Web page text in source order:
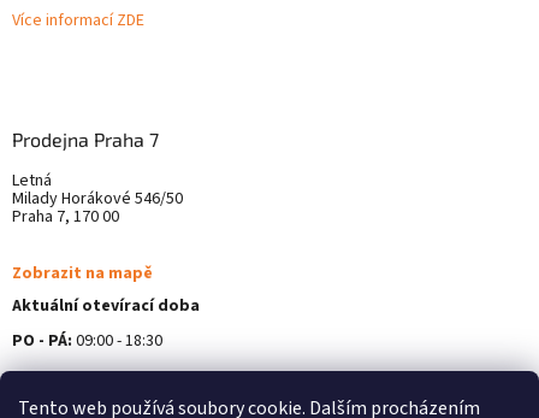
Tento web používá soubory cookie. Dalším procházením
Více informací ZDE
Prodejna Praha 7
Letná
Milady Horákové 546/50
Praha 7, 170 00
Zobrazit na mapě
Aktuální otevírací doba
PO - PÁ: 09:00 - 18:30
Více informací ZDE